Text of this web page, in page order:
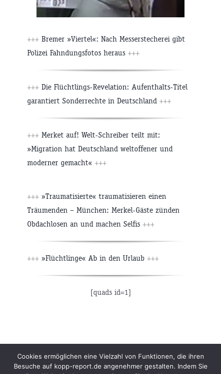
+++ Bremer »Viertel«: Nach Messerstecherei gibt
Polizei Fahndungsfotos heraus +++
+++ Die Flüchtlings-Revelation: Aufenthalts-Titel
garantiert Sonderrechte in Deutschland +++
+++ Merket auf! Welt-Schreiber teilt mit:
»Migration hat Deutschland weltoffener und
moderner gemacht« +++
+++ »Traumatisierte« traumatisieren einen
Träumenden – München: Merkel-Gäste zünden
Obdachlosen an und machen Selfis +++
+++ »Flüchtlinge« Ab in den Urlaub +++
[quads id=1]
Beiträge Archiv Impressum
Newsletter
Kopp Verlag
Datenschutzerklärung
Cookies ermöglichen eine Vielzahl von Funktionen, die ihren
Besuche auf kopp-report.de angenehmer gestalten. Indem Sie